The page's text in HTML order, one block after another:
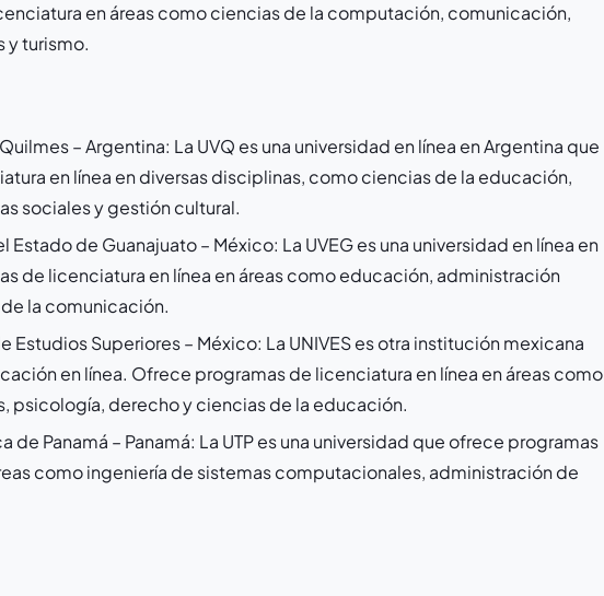
en áreas como ciencias de la computación, comunicación,
y turismo.
– Argentina: La UVQ es una universidad en línea en Argentina que
en línea en diversas disciplinas, como ciencias de la educación,
sociales y gestión cultural.
Estado de Guanajuato – México: La UVEG es una universidad en línea en
de licenciatura en línea en áreas como educación, administración
la comunicación.
Estudios Superiores – México: La UNIVES es otra institución mexicana
en línea. Ofrece programas de licenciatura en línea en áreas como
psicología, derecho y ciencias de la educación.
de Panamá – Panamá: La UTP es una universidad que ofrece programas
como ingeniería de sistemas computacionales, administración de